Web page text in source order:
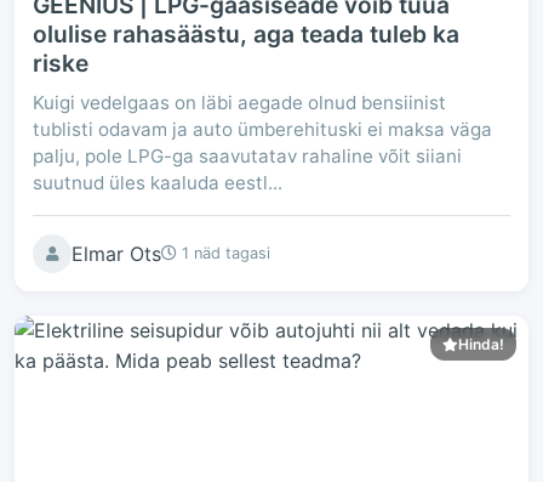
olulise rahasäästu, aga teada tuleb ka
riske
Kuigi vedelgaas on läbi aegade olnud bensiinist
tublisti odavam ja auto ümberehituski ei maksa väga
palju, pole LPG-ga saavutatav rahaline võit siiani
suutnud üles kaaluda eestl...
Elmar Ots 1 näd tagasi
Hinda!